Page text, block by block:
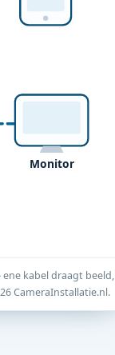
Monitor
kabel draagt beeld,
CameraInstallatie.nl.